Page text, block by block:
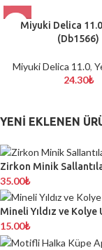
Miyuki Delica
(Db1566)
Miyuki Delica 11.0,
24.30₺
YENI EKLENEN
Zirkon Minik
35.00₺
Mineli Yıldız ve Kolye
15.00₺